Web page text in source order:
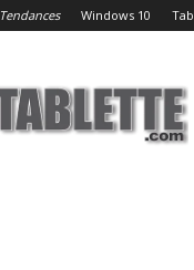
Tendances Windows 10